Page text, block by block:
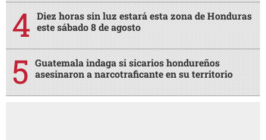
Diez horas sin luz estará esta zona de Honduras
este sábado 8 de agosto
Guatemala indaga si sicarios hondureños
asesinaron a narcotraficante en su territorio